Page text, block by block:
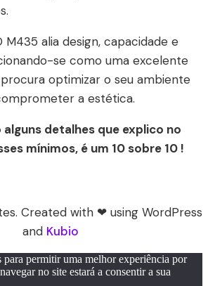
M435 alia design, capacidade e
se como uma excelente
optimizar o seu ambiente
a estética.
detalhes que explico no
mínimos, é um 10 sobre 10 !
Created with ❤ using WordPress
and Kubio
para permitir uma melhor experiência por
no site estará a consentir a sua